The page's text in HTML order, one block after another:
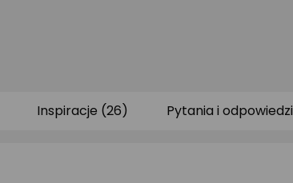
Inspiracje (26) Pytania i odpowiedzi